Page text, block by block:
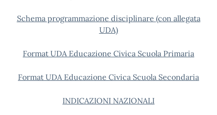
Schema programmazione disciplinare (con allegata
UDA)
Format UDA Educazione Civica Scuola Primaria
Format UDA Educazione Civica Scuola Secondaria
INDICAZIONI NAZIONALI